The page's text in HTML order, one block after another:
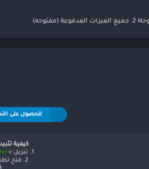
للحصول على
كيفية
1. تنزيل >
2. فتح تطبيق "